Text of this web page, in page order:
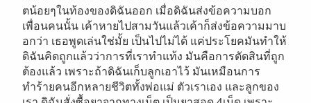
ตน้อยๆในท้องของดิฉันออก เมื่อดิฉันส่งข้อความบอก
เพื่อนคนนั้น เค้าหายไปสามวันแล้วเค้าก็ส่งข้อความมาบ
อกว่า เธอพูดเล่นใช่มั้ย เป็นไปไม่ได้ แค่ประโยคมันทำให้
ดิฉันคิดถูกแล้วว่าการที่เราทำแท้ง มันคือการตัดสินที่ถูก
ต้องแล้ว เพราะถ้าดิฉันเก็บลูกเอาไว้ มันเหมือนการ
ทำร้ายคนอีกหลายชีวิตทั้งพ่อแม่ ตัวเราเอง และลูกของ